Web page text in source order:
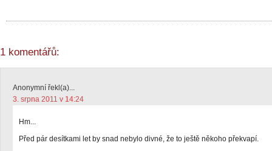
1 komentářů:
Anonymní řekl(a)...
3. srpna 2011 v 14:24
Hm...
Před pár desítkami let by snad nebylo divné, že to ještě někoho překvapí.